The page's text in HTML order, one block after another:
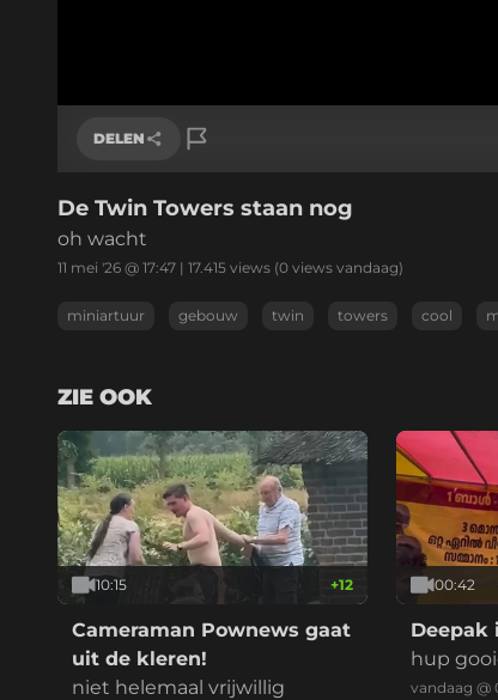
DELEN
Link kopiëren
De Twin Towers staan nog
oh wacht
11 mei '26 @ 17:47 | 17.415 views (0 views vandaag)
miniartuur gebouw twin towers cool
ZIE OOK
10:15 +12
Cameraman Pownews gaat
uit de kleren!
niet helemaal vrijwillig
00:42
Deepak
hup
vandaag @